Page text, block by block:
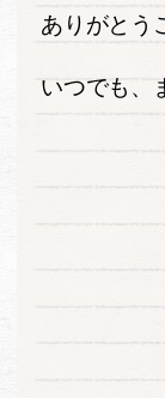
ありがとう
いつでも、